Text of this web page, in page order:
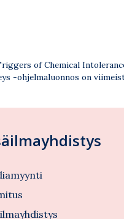
of Chemical
-ohjelmaluonnos on